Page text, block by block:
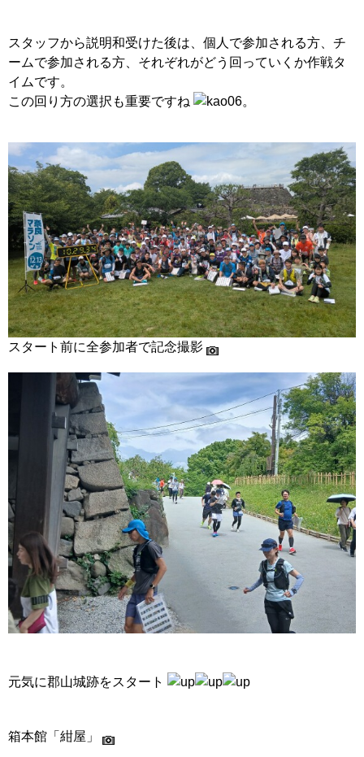
スタッフから説明和受けた後は、個人で参加される方、チ
ームで参加される方、それぞれがどう回っていくか作戦タ
イムです。
この回り方の選択も重要ですね
。
スタート前に全参加者で記念撮影
元気に郡山城跡をスタート
箱本館「紺屋」